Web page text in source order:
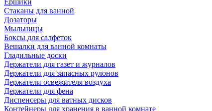
Ершики
Стаканы для ванной
Дозаторы
Мыльницы
Боксы для салфеток
Вешалки для ванной комнаты
Гладильные доски
Держатели для газет и журналов
Держатели для запасных рулонов
Держатели освежителя воздуха
Держатели для фена
Диспенсеры для ватных дисков
Контейнеры для хранения в ванной комнате